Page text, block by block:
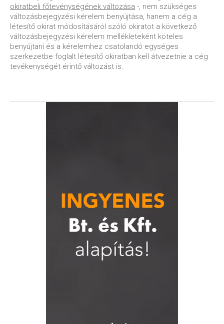
okiratbeli főtevénységének változása -, nem szükséges
változásbejegyzési kérelem benyújtása, hanem a cég a
létesítő okirat módosításáról szóló okiratot a következő
változásbejegyzési kérelem mellékleteként köteles
benyújtani és a kérelemhez csatolandó egységes
szerkezetbe foglalt létesítő okiratban kell átvezetnie a cég
tevékenységét érintő változást is.